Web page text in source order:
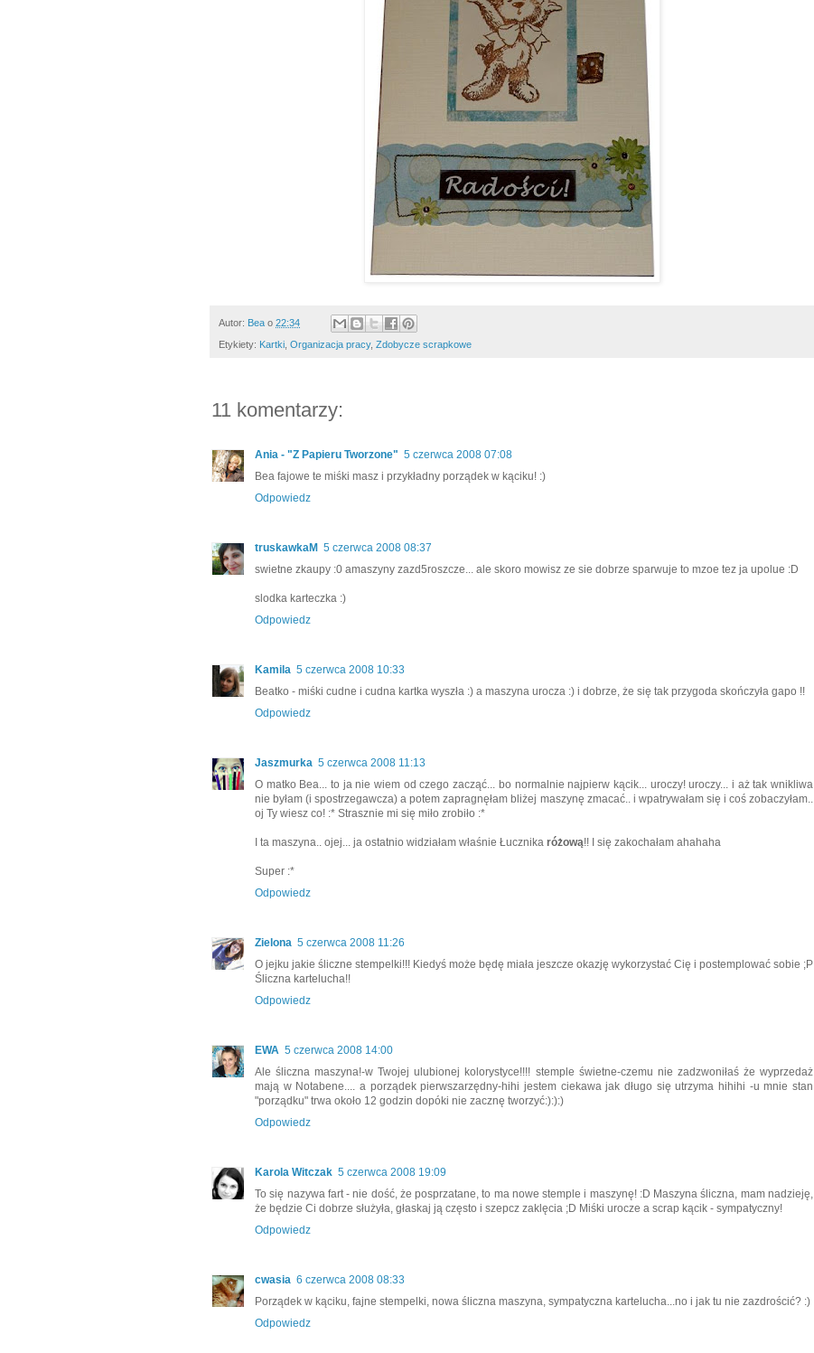
Autor: Bea o 22:34
Etykiety: Kartki Organizacja pracy, Zdobycze scrapkowe
11 komentarzy:
Ania - "Z Papieru Tworzone" 5 czerwca 2008 07:08
Bea fajowe te miśki masz i przykładny porządek w kąciku! :)
Odpowiedz
truskawkaM 5 czerwca 2008 08:37
swietne zkaupy :0 amaszyny zazd5roszcze... ale skoro mowisz ze sie dobrze sparwuje to mzoe tez ja upolue :D
slodka karteczka :)
Odpowiedz
Kamila 5 czerwca 2008 10:33
Beatko - miśki cudne i cudna kartka wyszła :) a maszyna urocza :) i dobrze, że się tak przygoda skończyła gapo !!
Odpowiedz
Jaszmurka 5 czerwca 2008 11:13
O matko Bea... to ja nie wiem od czego zacząć... bo normalnie najpierw kącik... uroczy! uroczy... i aż tak wnikliwa
nie byłam (i spostrzegawcza) a potem zapragnęłam bliżej maszynę zmacać.. i wpatrywałam się i coś zobaczyłam..
oj Ty wiesz co! :* Strasznie mi się miło zrobiło :*
I ta maszyna.. ojej... ja ostatnio widziałam właśnie Łucznika różową!! I się zakochałam ahahaha
Super :*
Odpowiedz
Zielona 5 czerwca 2008 11:26
O jejku jakie śliczne stempelki!!! Kiedyś może będę miała jeszcze okazję wykorzystać Cię i postemplować sobie ;P
Śliczna kartelucha!!
Odpowiedz
EWA 5 czerwca 2008 14:00
Ale śliczna maszyna!-w Twojej ulubionej kolorystyce!!!! stemple świetne-czemu nie zadzwoniłaś że wyprzedaż
mają w Notabene.... a porządek pierwszarzędny-hihi jestem ciekawa jak długo się utrzyma hihihi -u mnie stan
"porządku" trwa około 12 godzin dopóki nie zacznę tworzyć:):):)
Odpowiedz
Karola Witczak 5 czerwca 2008 19:09
To się nazywa fart - nie dość, że posprzatane, to ma nowe stemple i maszynę! :D Maszyna śliczna, mam nadzieję,
że będzie Ci dobrze służyła, głaskaj ją często i szepcz zaklęcia ;D Miśki urocze a scrap kącik - sympatyczny!
Odpowiedz
cwasia 6 czerwca 2008 08:33
Porządek w kąciku, fajne stempelki, nowa śliczna maszyna, sympatyczna kartelucha...no i jak tu nie zazdrościć? :)
Odpowiedz